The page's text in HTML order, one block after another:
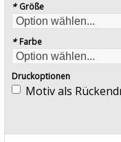
* Größe
* Farbe
Druckoptionen
Motiv als